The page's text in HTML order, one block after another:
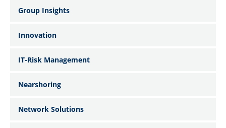
Group Insights
Innovation
IT-Risk Management
Nearshoring
Network Solutions